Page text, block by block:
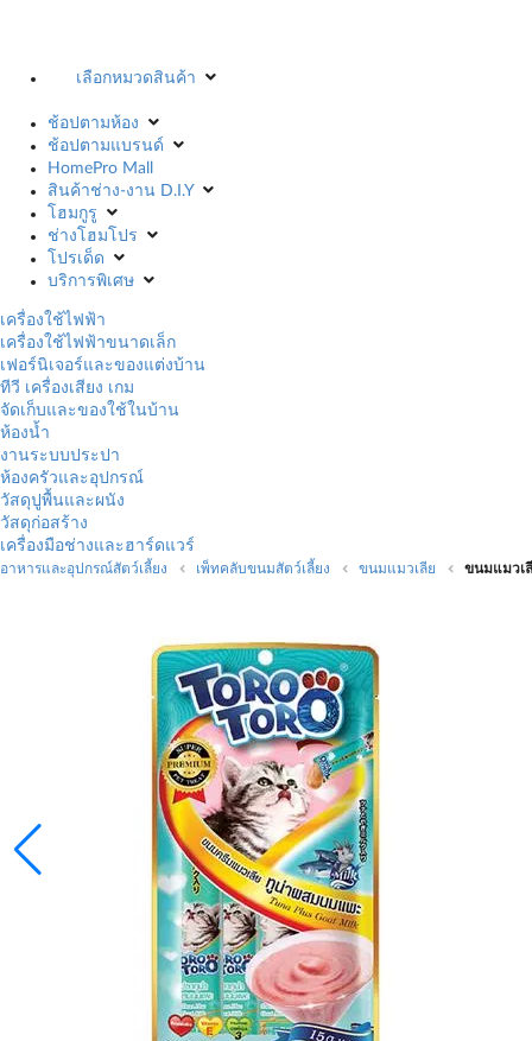
เลือกหมวดสินค้า
ช้อปตามห้อง
ช้อปตามแบรนด์
HomePro Mall
สินค้าช่าง-งาน D.I.Y
โฮมกูรู
ช่างโฮมโปร
โปรเด็ด
บริการพิเศษ
เครื่องใช้ไฟฟ้า
เครื่องใช้ไฟฟ้าขนาดเล็ก
เฟอร์นิเจอร์และของแต่งบ้าน
ทีวี เครื่องเสียง เกม
จัดเก็บและของใช้ในบ้าน
ห้องน้ำ
งานระบบประปา
ห้องครัวและอุปกรณ์
วัสดุปูพื้นและผนัง
วัสดุก่อสร้าง
เครื่องมือช่างและฮาร์ดแวร์
อาหารและอุปกรณ์สัตว์เลี้ยง เพ็ทคลับขนมสัตว์เลี้ยง ขนมแมวเลีย ขนมแมวเ